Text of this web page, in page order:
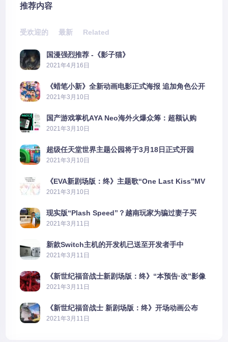
推荐内容
受欢迎的 最新 Related
国漫强烈推荐 -《影子猫》
2021年4月16日
《蜡笔小新》全新动画电影正式海报 追加角色公开
2021年3月10日
国产游戏掌机AYA Neo海外火爆众筹：超额认购
2606%
2021年3月10日
超级任天堂世界主题公园将于3月18日正式开园
2021年3月10日
《EVA新剧场版：终》主题歌“One Last Kiss”MV
公布
2021年3月10日
现实版“Plash Speed”？越南玩家为骗过妻子买
PS5上演好戏
2021年3月11日
新款Switch主机的开发机已送至开发者手中
2021年3月11日
《新世纪福音战士新剧场版：终》“本预告·改”影像
公开
2021年3月11日
《新世纪福音战士 新剧场版：终》开场动画公布
2021年3月11日